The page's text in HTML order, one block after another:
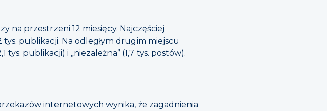
na przestrzeni 12 miesięcy. Najczęściej
publikacji. Na odległym drugim miejscu
tys. publikacji) i „niezależna” (1,7 tys. postów).
internetowych wynika, że zagadnienia